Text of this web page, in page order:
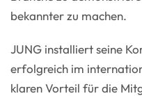
bekannter zu machen.
JUNG installiert seine
erfolgreich im
klaren Vorteil für die